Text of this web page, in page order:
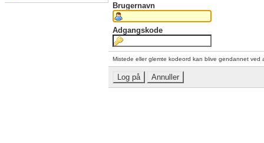
Brugernavn
Adgangskode
Mistede eller glemte kodeord kan blive gendannet ved